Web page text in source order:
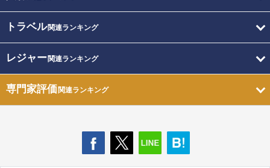
トラベル関連ランキング
レジャー関連ランキング
専門家評価関連ランキング